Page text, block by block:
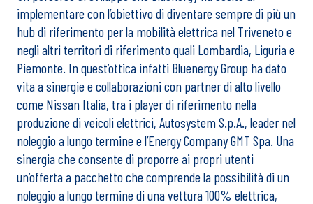
implementare con l’obiettivo di diventare sempre di più un
hub di riferimento per la mobilità elettrica nel Triveneto e
negli altri territori di riferimento quali Lombardia, Liguria e
Piemonte. In quest’ottica infatti Bluenergy Group ha dato
vita a sinergie e collaborazioni con partner di alto livello
come Nissan Italia, tra i player di riferimento nella
produzione di veicoli elettrici, Autosystem S.p.A., leader nel
noleggio a lungo termine e l’Energy Company GMT Spa. Una
sinergia che consente di proporre ai propri utenti
un’offerta a pacchetto che comprende la possibilità di un
noleggio a lungo termine di una vettura 100% elettrica,